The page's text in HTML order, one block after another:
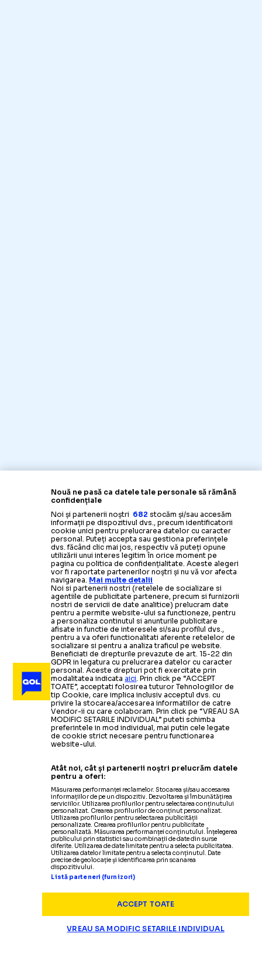
Nouă ne pasă ca datele tale personale să rămână
confidențiale
Noi și partenerii noștri 682 stocăm și/sau accesăm
informații pe dispozitivul dvs., precum identificatorii
cookie unici pentru prelucrarea datelor cu caracter
personal. Puteți accepta sau gestiona preferințele
dvs. făcând clic mai jos, respectiv vă puteți opune
utilizării unui interes legitim în orice moment pe
pagina cu politica de confidențialitate. Aceste alegeri
vor fi raportate partenerilor noștri și nu vă vor afecta
navigarea. Mai multe detalii
Noi si partenerii nostri (retelele de socializare si
agentiile de publicitate partenere, precum si furnizorii
nostri de servicii de date analitice) prelucram date
pentru a permite website-ului sa functioneze, pentru
a personaliza continutul si anunturile publicitare
afisate in functie de interesele si/sau profilul dvs.,
pentru a va oferi functionalitati aferente retelelor de
socializare si pentru a analiza traficul pe website.
Beneficiati de drepturile prevazute de art. 15-22 din
GDPR in legatura cu prelucrarea datelor cu caracter
personal. Aceste drepturi pot fi exercitate prin
modalitatea indicataaici. Prin click pe “ACCEPT
TOATE”, acceptati folosirea tuturor Tehnologiilor de
tip Cookie, care implica inclusiv acceptul dvs. cu
privire la stocarea/accesarea informatiilor de catre
Vendor-ii cu care colaboram. Prin click pe “VREAU SA
MODIFIC SETARILE INDIVIDUAL” puteti schimba
preferintele in mod individual, mai putin cele legate
de cookie strict necesare pentru functionarea
website-ului.
Atât noi, cât și partenerii noștri prelucrăm datele
pentru a oferi:
Măsurarea performanței reclamelor. Stocarea și/sau accesarea
informațiilor de pe un dispozitiv. Dezvoltarea și îmbunătățirea
serviciilor. Utilizarea profilurilor pentru selectarea conținutului
personalizat. Crearea profilurilor de conținut personalizat.
Utilizarea profilurilor pentru selectarea publicității
personalizate. Crearea profilurilor pentru publicitate
personalizată. Măsurarea performanței conținutului. Înțelegerea
publicului prin statistici sau combinații de date din surse
diferite. Utilizarea de date limitate pentru a selecta publicitatea.
Utilizarea datelor limitate pentru a selecta conținutul. Date
precise de geolocație și identificarea prin scanarea
dispozitivului.
Listă parteneri (furnizori)
ACCEPT TOATE
VREAU SA MODIFIC SETARILE INDIVIDUAL